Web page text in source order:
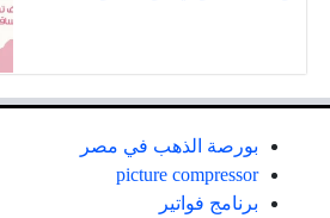
بورصة الذهب في مصر
picture compressor
برنامج فواتير